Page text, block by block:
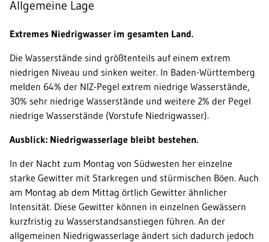
Allgemeine Lage
Extremes Niedrigwasser im gesamten Land.
Die Wasserstände sind größtenteils auf einem extrem
niedrigen Niveau und sinken weiter. In Baden-Württemberg
melden 64% der NIZ-Pegel extrem niedrige Wasserstände,
30% sehr niedrige Wasserstände und weitere 2% der Pegel
niedrige Wasserstände (Vorstufe Niedrigwasser).
Ausblick: Niedrigwasserlage bleibt bestehen.
In der Nacht zum Montag von Südwesten her einzelne
starke Gewitter mit Starkregen und stürmischen Böen. Auch
am Montag ab dem Mittag örtlich Gewitter ähnlicher
Intensität. Diese Gewitter können in einzelnen Gewässern
kurzfristig zu Wasserstandsanstiegen führen. An der
allgemeinen Niedrigwasserlage ändert sich dadurch jedoch